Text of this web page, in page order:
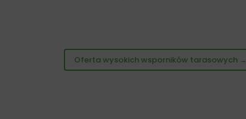
Oferta wysokich wsporników tarasowych →